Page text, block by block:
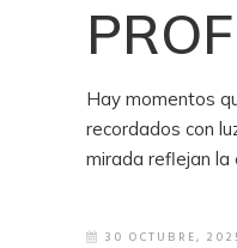
Hay momentos
recordados con
mirada reflejan la
30 OCTUBRE,